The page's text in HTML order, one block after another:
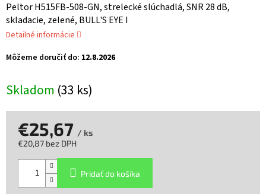
Skladom (33 ks)
Môžeme doručiť do: 12.8.2026
PeltorH515FB-508-GN, strelecké slúchadlá, SNR 28 dB,
skladacie, zelené, BULL'S EYE I
Detailné informácie
€25,67 / ks
€20,87 bez DPH
Pridať do košíka